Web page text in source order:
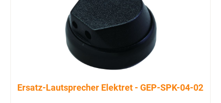
Ersatz-Lautsprecher Elektret - GEP-SPK-04-02